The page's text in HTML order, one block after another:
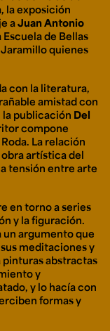
la exposición
aJuan Antonio
de Bellas
Jaramillo quienes
con la literatura,
amistad con
la publicación Del
compone
La relación
artística del
tensión entre arte
en torno a series
y la figuración.
un argumento que
meditaciones y
pinturas abstractas
y
y lo hacía con
formas y